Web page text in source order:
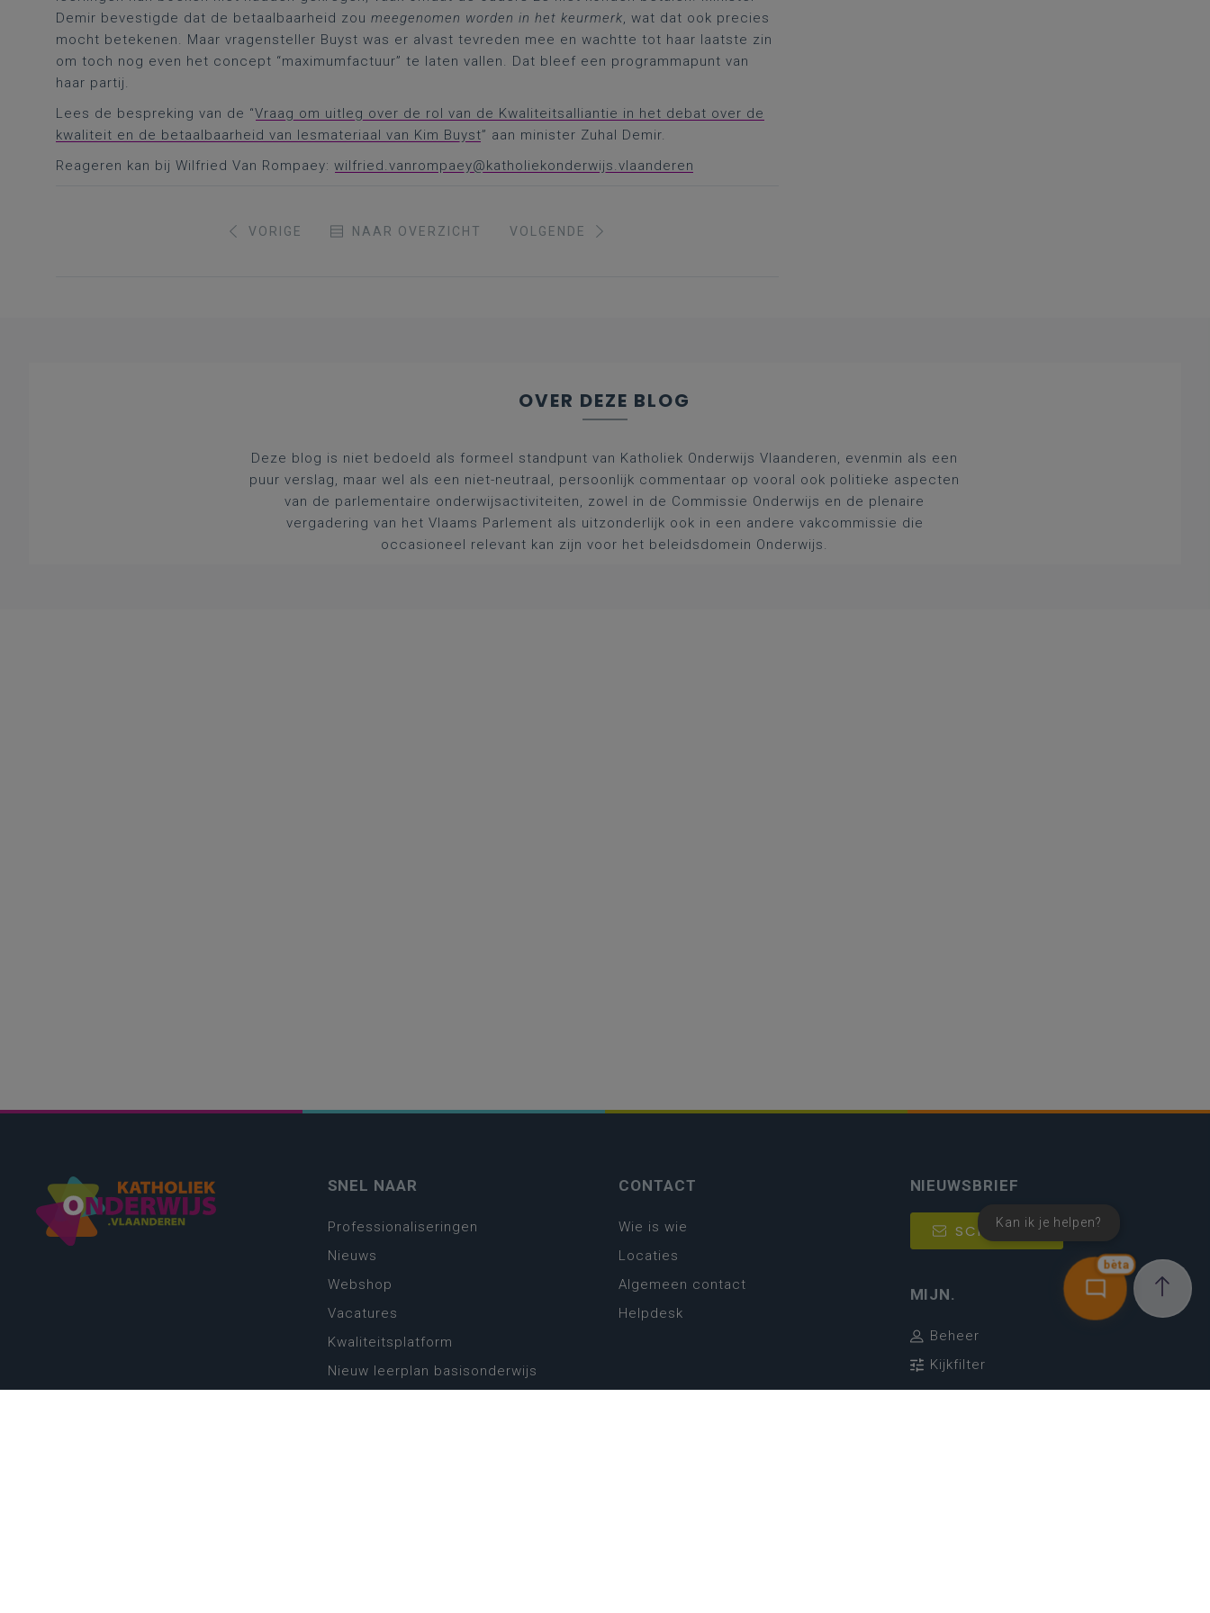
Demir bevestigde dat de betaalbaarheid zou meegenomen worden in het keurmerk, wat dat ook precies
mocht betekenen. Maar vragensteller Buyst was er alvast tevreden mee en wachtte tot haar laatste zin
om toch nog even het concept “maximumfactuur” te laten vallen. Dat bleef een programmapunt van
haar partij.
Lees de bespreking van de “Vraag om uitleg over de rol van de Kwaliteitsalliantie in het debat over de
kwaliteit en de betaalbaarheid van lesmateriaal van Kim Buyst” aan minister Zuhal Demir.
Reageren kan bij Wilfried Van Rompaey: wilfried.vanrompaey@katholiekonderwijs.vlaanderen
VORIGE NAAR OVERZICHT VOLGENDE
OVER DEZE BLOG
Deze blog is niet bedoeld als formeel standpunt van Katholiek Onderwijs Vlaanderen, evenmin als een
puur verslag, maar wel als een niet-neutraal, persoonlijk commentaar op vooral ook politieke aspecten
van de parlementaire onderwijsactiviteiten, zowel in de Commissie Onderwijs en de plenaire
vergadering van het Vlaams Parlement als uitzonderlijk ook in een andere vakcommissie die
occasioneel relevant kan zijn voor het beleidsdomein Onderwijs.
bèta
Kan ik je helpen?
SNEL NAAR
Professionaliseringen
Nieuws
Webshop
Vacatures
Kwaliteitsplatform
Nieuw leerplan basisonderwijs
CONTACT
Wie is wie
Locaties
Algemeen contact
Helpdesk
NIEUWSBRIEF
SCHRIJF IN
MIJN.
Beheer
Kijkfilter